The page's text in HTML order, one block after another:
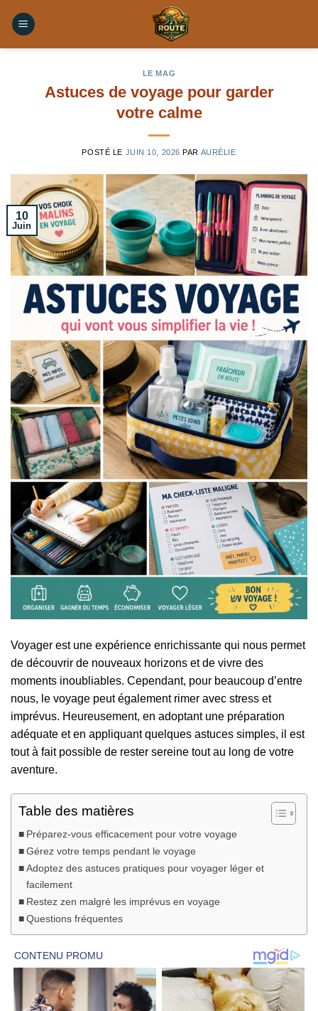
LE MAG
Astuces de voyage pour garder
votre calme
POSTÉ LE JUIN 10, 2026 PAR AURÉLIE
10
Juin
Voyager est une expérience enrichissante qui nous permet
de découvrir de nouveaux horizons et de vivre des
moments inoubliables. Cependant, pour beaucoup d’entre
nous, le voyage peut également rimer avec stress et
imprévus. Heureusement, en adoptant une préparation
adéquate et en appliquant quelques astuces simples, il est
tout à fait possible de rester sereine tout au long de votre
aventure.
Table des matières
Préparez-vous efficacement pour votre voyage
Gérez votre temps pendant le voyage
Adoptez des astuces pratiques pour voyager léger et
facilement
Restez zen malgré les imprévus en voyage
Questions fréquentes